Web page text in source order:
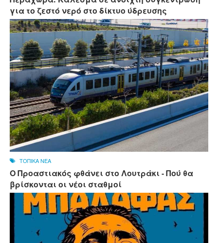
για το ζεστό νερό στο δίκτυο ύδρευσης
ΤΟΠΙΚΑ ΝΕΑ
Ο Προαστιακός φθάνει στο Λουτράκι - Πού θα
βρίσκονται οι νέοι σταθμοί